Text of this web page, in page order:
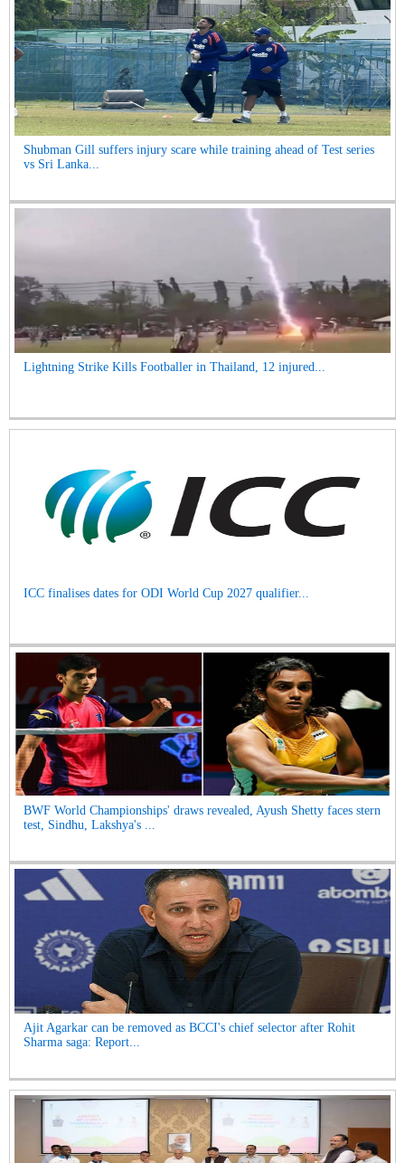
Shubman Gill suffers injury scare while training ahead of Test series
vs Sri Lanka...
Lightning Strike Kills Footballer in Thailand, 12 injured...
ICC finalises dates for ODI World Cup 2027 qualifier...
BWF World Championships' draws revealed, Ayush Shetty faces stern
test, Sindhu, Lakshya's ...
Ajit Agarkar can be removed as BCCI's chief selector after Rohit
Sharma saga: Report...